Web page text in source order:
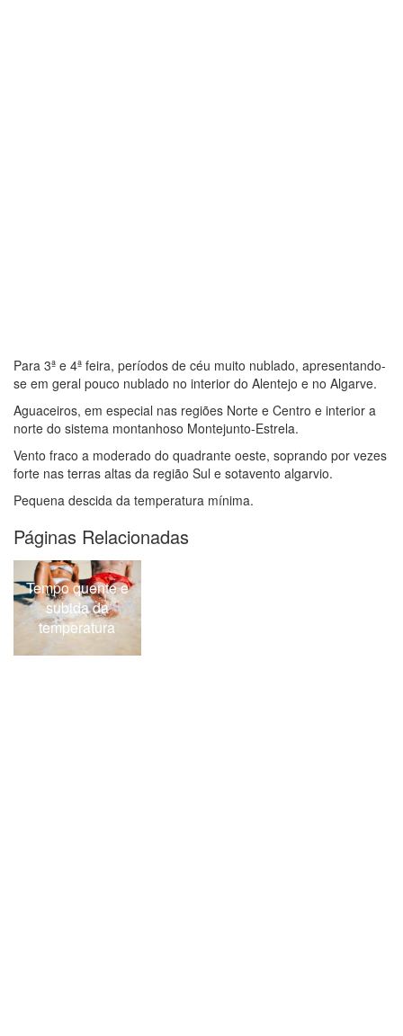
Para 3ª e 4ª feira, períodos de céu muito nublado, apresentando-
se em geral pouco nublado no interior do Alentejo e no Algarve.
Aguaceiros, em especial nas regiões Norte e Centro e interior a
norte do sistema montanhoso Montejunto-Estrela.
Vento fraco a moderado do quadrante oeste, soprando por vezes
forte nas terras altas da região Sul e sotavento algarvio.
Pequena descida da temperatura mínima.
Páginas Relacionadas